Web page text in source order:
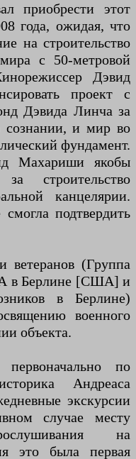
приобрести этот
года, ожидая, что
на строительство
с 50-метровой
Дэвид
проект с
Дэвида Линча за
сознании, и мир во
фундамент.
Махариши якобы
за строительство
канцелярии.
подтвердить
ветеранов (Группа
в Берлине [США] и
в Берлине)
военного
объекта.
по
Андреаса
экскурсии
случае месту
на
это была первая